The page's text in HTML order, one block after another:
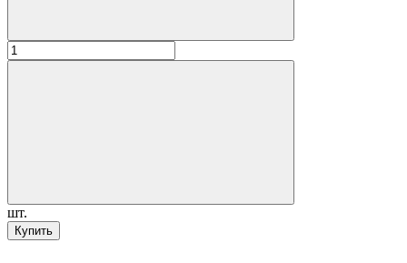
шт.
Купить